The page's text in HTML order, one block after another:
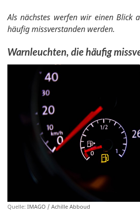
Als nächstes werfen wir einen Blick
häufig missverstanden werden.
Warnleuchten, die häufig
Quelle: IMAGO / Achille Abboud